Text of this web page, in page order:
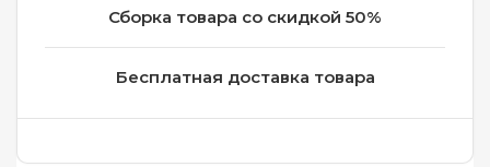
Сборка товара со скидкой 50%
Бесплатная доставка товара